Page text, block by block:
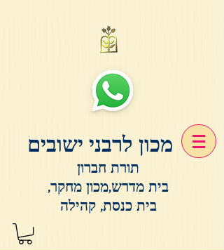
מכון לרבני ישובים
תורת חברון
בית מדרש,מכון מחקר,
בית כנסת, קהילה